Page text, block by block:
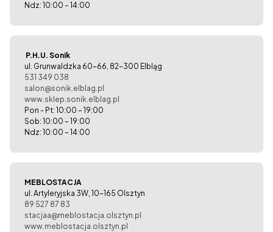
Ndz: 10:00 – 14:00
P.H.U. Sonik
ul. Grunwaldzka 60-66, 82-300 Elbląg
531 349 038
salon@sonik.elblag.pl
www.sklep.sonik.elblag.pl
Pon - Pt: 10:00 – 19:00
Sob: 10:00 – 19:00
Ndz: 10:00 – 14:00
MEBLOSTACJA
ul. Artyleryjska 3W, 10-165 Olsztyn
89 527 87 83
stacjaa@meblostacja.olsztyn.pl
www.meblostacja.olsztyn.pl